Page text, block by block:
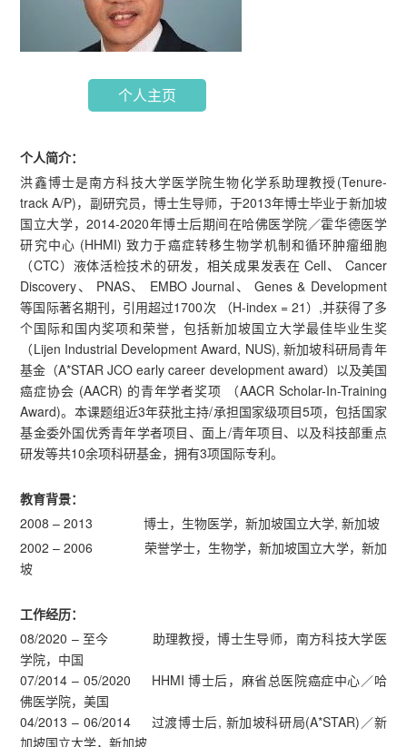
个人主页
个人简介：
洪鑫博士是南方科技大学医学院生物化学系助理教授(Tenure-
track A/P)，副研究员，博士生导师，于2013年博士毕业于新加坡
国立大学，2014-2020年博士后期间在哈佛医学院／霍华德医学
研究中心 (HHMI) 致力于癌症转移生物学机制和循环肿瘤细胞
（CTC）液体活检技术的研发，相关成果发表在 Cell、 Cancer
Discovery、 PNAS、 EMBO Journal、 Genes & Development
等国际著名期刊，引用超过1700次 （H-index = 21）,并获得了多
个国际和国内奖项和荣誉，包括新加坡国立大学最佳毕业生奖
（Lijen Industrial Development Award, NUS), 新加坡科研局青年
基金（A*STAR JCO early career development award）以及美国
癌症协会 (AACR) 的青年学者奖项 （AACR Scholar-In-Training
Award)。本课题组近3年获批主持/承担国家级项目5项，包括国家
基金委外国优秀青年学者项目、面上/青年项目、以及科技部重点
研发等共10余项科研基金，拥有3项国际专利。
教育背景：
2008 – 2013 博士，生物医学，新加坡国立大学, 新加坡
2002 – 2006 荣誉学士，生物学，新加坡国立大学，新加
坡
工作经历：
08/2020 – 至今 助理教授，博士生导师，南方科技大学医
学院，中国
07/2014 – 05/2020 HHMI 博士后，麻省总医院癌症中心／哈
佛医学院，美国
04/2013 – 06/2014 过渡博士后, 新加坡科研局(A*STAR)／新
加坡国立大学，新加坡